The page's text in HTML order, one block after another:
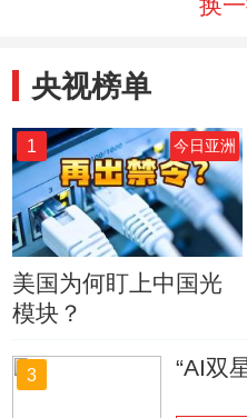
换
央视榜单
1 今日亚洲
美国为何盯上中国光
模块？
3 “AI双